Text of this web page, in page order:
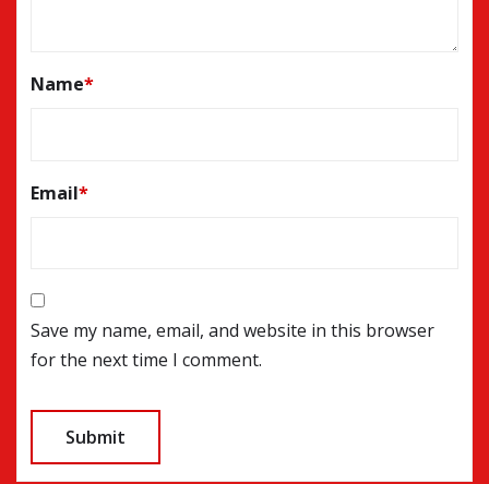
Name*
Email*
Save my name, email, and website in this browser
for the next time I comment.